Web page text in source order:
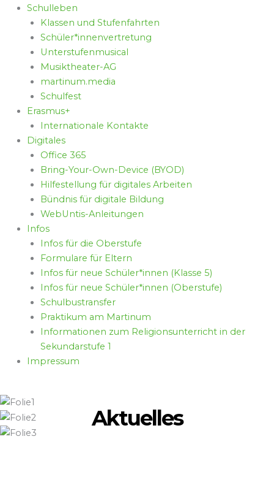
Schulleben
Klassen und Stufenfahrten
Schüler*innenvertretung
Unterstufenmusical
Musiktheater-AG
martinum.media
Schulfest
Erasmus+
Internationale Kontakte
Digitales
Office 365
Bring-Your-Own-Device (BYOD)
Hilfestellung für digitales Arbeiten
Bündnis für digitale Bildung
WebUntis-Anleitungen
Infos
Infos für die Oberstufe
Formulare für Eltern
Infos für neue Schüler*innen (Klasse 5)
Infos für neue Schüler*innen (Oberstufe)
Schulbustransfer
Praktikum am Martinum
Informationen zum Religionsunterricht in der
Sekundarstufe 1
Impressum
Aktuelles